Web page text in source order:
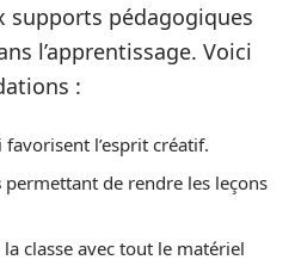
supports pédagogiques
l’apprentissage. Voici
:
favorisent l’esprit créatif.
permettant de rendre les leçons
la classe avec tout le matériel